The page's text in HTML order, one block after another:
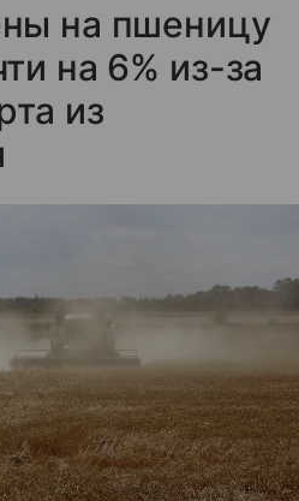
на пшеницу
на 6% из-за
из